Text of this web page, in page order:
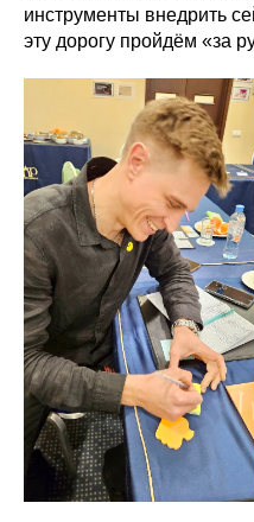
инструменты внедрить
эту дорогу пройдём «за